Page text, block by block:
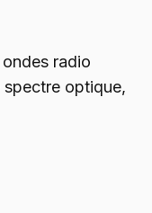
radio
spectre optique,